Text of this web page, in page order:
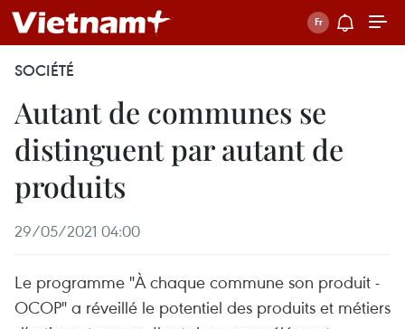
SOCIÉTÉ
Autant de communes se
distinguent par autant de
produits
29/05/2021 04:00
Le programme "À chaque commune son produit -
OCOP" a réveillé le potentiel des produits et métiers